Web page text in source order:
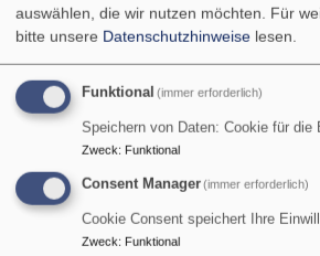
Pfarrerin Birgit Schiel
Garmisch-Partenkirchen Friedenskirche
auswählen, die wir nutzen möchten. Für
bitte unsere Datenschutzhinweise lesen.
Funktional (immer erforderlich)
Speichern von Daten: Cookie für die
Zweck: Funktional
Consent Manager(immer erforderlich)
Cookie Consent speichert Ihre
Zweck: Funktional